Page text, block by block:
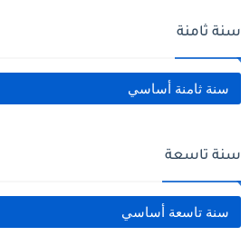
سنة ثامنة
سنة ثامنة أساسي
سنة تاسعة
سنة تاسعة أساسي